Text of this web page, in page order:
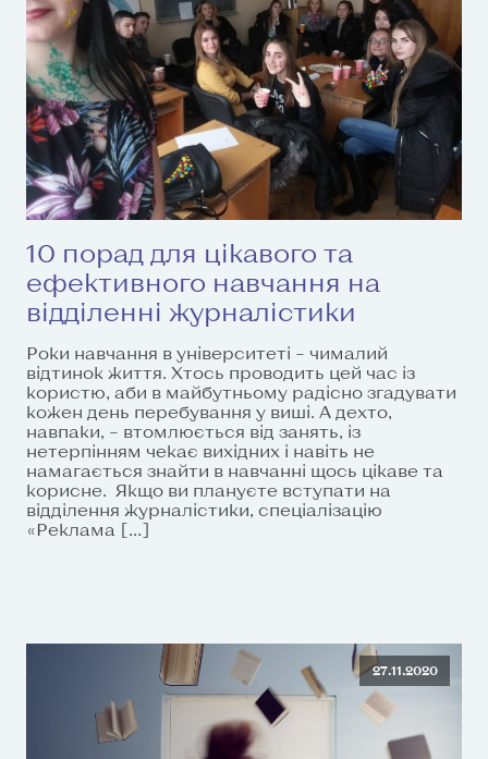
10 порад для цікавого та
ефективного навчання на
відділенні журналістики
Роки навчання в університеті – чималий
відтинок життя. Хтось проводить цей час із
користю, аби в майбутньому радісно згадувати
кожен день перебування у виші. А дехто,
навпаки, – втомлюється від занять, із
нетерпінням чекає вихідних і навіть не
намагається знайти в навчанні щось цікаве та
корисне. Якщо ви плануєте вступати на
відділення журналістики, спеціалізацію
«Реклама […]
27.11.2020